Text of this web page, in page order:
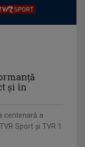
şi în
centenară a
Sport şi TVR 1